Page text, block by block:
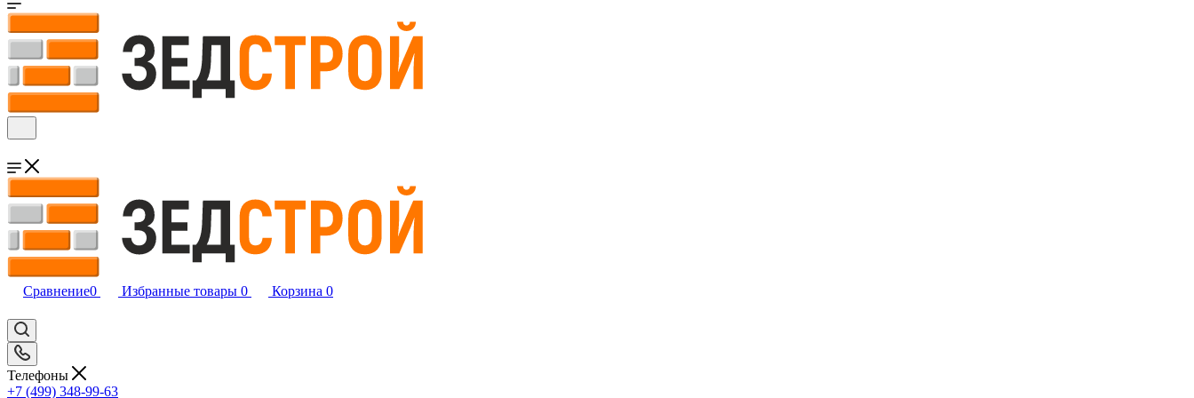
Сравнение0 Избранные товары 0 Корзина 0
Телефоны
+7 (499) 348-99-63